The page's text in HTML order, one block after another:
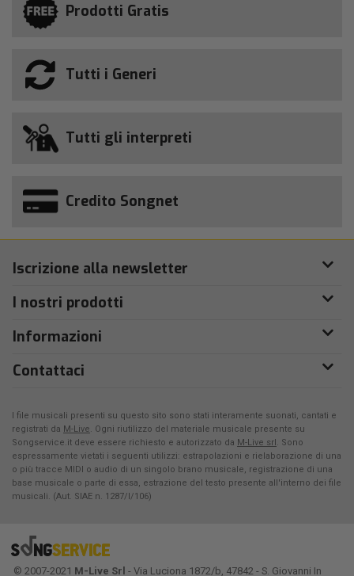
Prodotti Gratis
Tutti i Generi
Tutti gli interpreti
Credito Songnet
Iscrizione alla newsletter
I nostri prodotti
Informazioni
Contattaci
I file musicali presenti su questo sito sono stati interamente suonati, cantati e
registrati da M-Live. Ogni riutilizzo del materiale musicale presente su
Songservice.it deve essere richiesto e autorizzato da M-Live srl. Sono
espressamente vietati i seguenti utilizzi: estrapolazioni e rielaborazione di una
o più tracce MIDI o audio di un singolo brano musicale, registrazione di una
base musicale o parte di essa, estrazione del testo presente all'interno dei file
musicali. (Aut. SIAE n. 1287/I/106)
© 2007-2021 M-Live Srl - Via Luciona 1872/b, 47842 - S. Giovanni In